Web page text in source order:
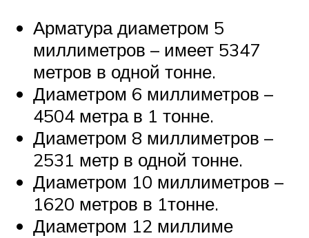
Арматура диаметром 5
миллиметров – имеет 5347
метров в одной тонне.
Диаметром 6 миллиметров –
4504 метра в 1 тонне.
Диаметром 8 миллиметров –
2531 метр в одной тонне.
Диаметром 10 миллиметров –
1620 метров в 1тонне.
Диаметром 12 миллиме